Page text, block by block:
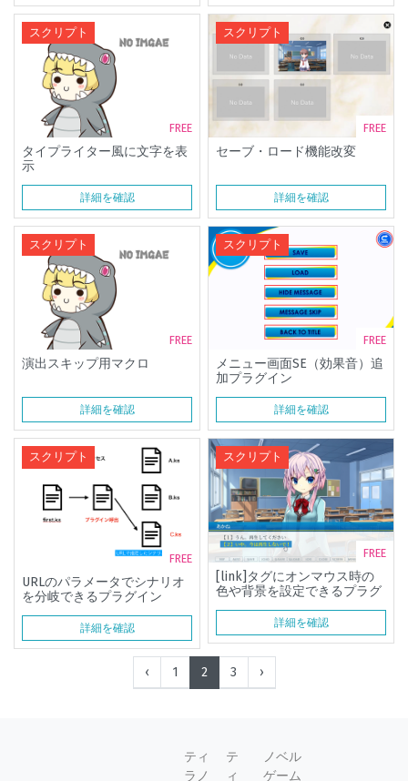
スクリプト
FREE
タイプライター風に文字を表
示
詳細を確認
スクリプト
FREE
セーブ・ロード機能改変
詳細を確認
スクリプト
FREE
演出スキップ用マクロ
詳細を確認
スクリプト
FREE
メニュー画面SE（効果音）追
加プラグイン
詳細を確認
スクリプト
FREE
URLのパラメータでシナリオ
を分岐できるプラグイン
詳細を確認
スクリプト
FREE
[link]タグにオンマウス時の
色や背景を設定できるプラグ
詳細を確認
‹ 1 2 3 ›
ティ
ラノ
テ
ィ
ノベル
ゲーム